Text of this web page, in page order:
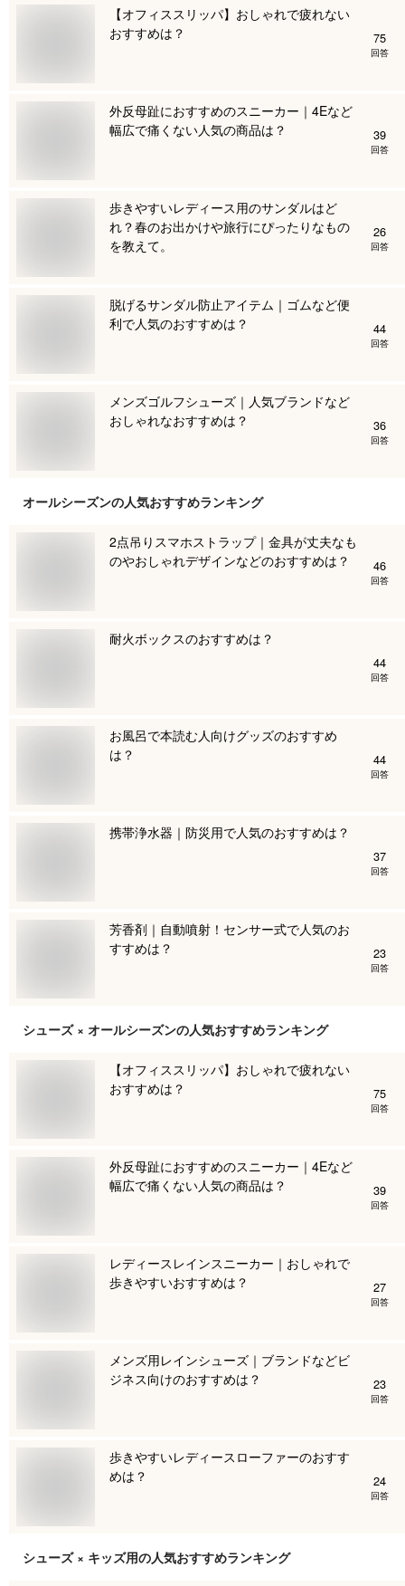
【オフィススリッパ】おしゃれで疲れない
おすすめは？
75
回答
外反母趾におすすめのスニーカー｜4Eなど
幅広で痛くない人気の商品は？
39
回答
歩きやすいレディース用のサンダルはど
れ？春のお出かけや旅行にぴったりなもの
を教えて。
26
回答
脱げるサンダル防止アイテム｜ゴムなど便
利で人気のおすすめは？
44
回答
メンズゴルフシューズ｜人気ブランドなど
おしゃれなおすすめは？
36
回答
オールシーズンの人気おすすめランキング
2点吊りスマホストラップ｜金具が丈夫なも
のやおしゃれデザインなどのおすすめは？
46
回答
耐火ボックスのおすすめは？
44
回答
お風呂で本読む人向けグッズのおすすめ
は？
44
回答
携帯浄水器｜防災用で人気のおすすめは？
37
回答
芳香剤｜自動噴射！センサー式で人気のお
すすめは？
23
回答
シューズ × オールシーズンの人気おすすめランキング
【オフィススリッパ】おしゃれで疲れない
おすすめは？
75
回答
外反母趾におすすめのスニーカー｜4Eなど
幅広で痛くない人気の商品は？
39
回答
レディースレインスニーカー｜おしゃれで
歩きやすいおすすめは？
27
回答
メンズ用レインシューズ｜ブランドなどビ
ジネス向けのおすすめは？
23
回答
歩きやすいレディースローファーのおすす
めは？
24
回答
シューズ × キッズ用の人気おすすめランキング